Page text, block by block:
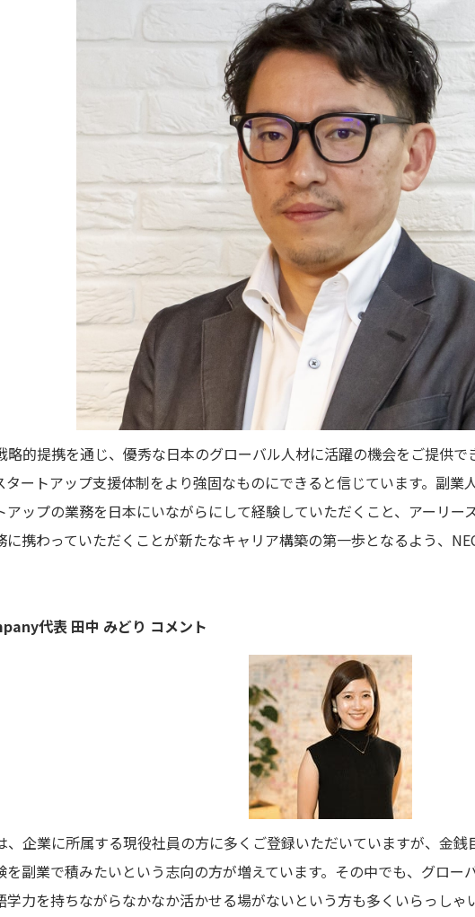
的提携を通じ、優秀な日本のグローバル人材に活躍の機会をご提供で
タートアップ支援体制をより強固なものにできると信じています。副業
アップの業務を日本にいながらにして経験していただくこと、アーリ
に携わっていただくことが新たなキャリア構築の第一歩となるよう、
代表 田中 みどり コメント
、企業に所属する現役社員の方に多くご登録いただいていますが、金
を副業で積みたいという志向の方が増えています。その中でも、グロ
学力を持ちながらなかなか活かせる場がないという方も多くいらっしゃ